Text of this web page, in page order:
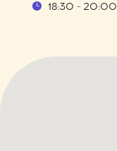
18:30 - 20:00